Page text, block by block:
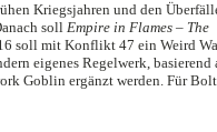
Kriegsjahren und den
soll Empire in Flames – The
soll mit Konflikt 47 ein Weird
eigenes Regelwerk, basierend
Goblin ergänzt werden. Für Bolt